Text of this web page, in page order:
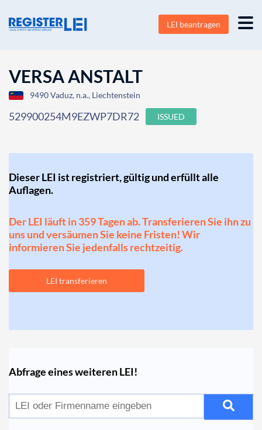
LEI beantragen
VERSA ANSTALT
9490 Vaduz, n.a., Liechtenstein
529900254M9EZWP7DR72 ISSUED
Dieser LEI ist registriert, gültig und erfüllt alle
Auflagen.
Der LEI läuft in 359 Tagen ab. Transferieren Sie ihn zu
uns und versäumen Sie keine Fristen! Wir
informieren Sie jedenfalls rechtzeitig.
LEI transferieren
Abfrage eines weiteren LEI!